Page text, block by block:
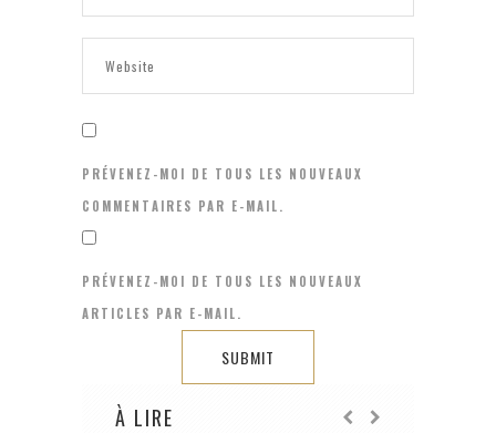
PRÉVENEZ-MOI DE TOUS LES NOUVEAUX
COMMENTAIRES PAR E-MAIL.
PRÉVENEZ-MOI DE TOUS LES NOUVEAUX
ARTICLES PAR E-MAIL.
À LIRE